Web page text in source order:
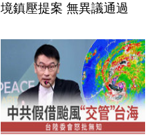
境鎮壓提案 無異議通過